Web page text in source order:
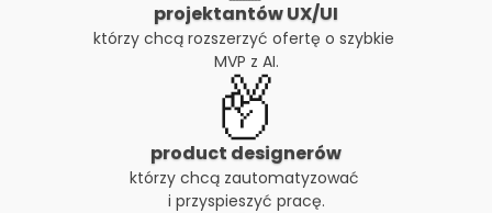
projektantów UX/UI
którzy chcą rozszerzyć ofertę o szybkie
MVP z AI.
product designerów
którzy chcą zautomatyzować
i przyspieszyć pracę.